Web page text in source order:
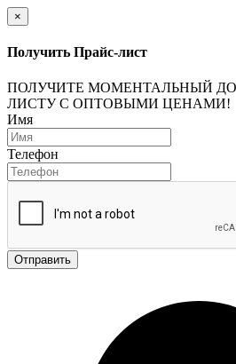
×
Получить Прайс-лист
ПОЛУЧИТЕ МОМЕНТАЛЬНЫЙ
ЛИСТУ С ОПТОВЫМИ ЦЕНАМИ!
Имя
Телефон
Отправить